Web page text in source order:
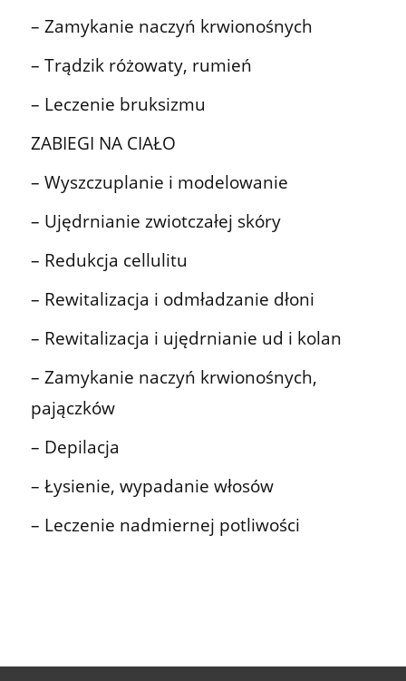
– Zamykanie naczyń krwionośnych
– Trądzik różowaty, rumień
– Leczenie bruksizmu
ZABIEGI NA CIAŁO
– Wyszczuplanie i modelowanie
– Ujędrnianie zwiotczałej skóry
– Redukcja cellulitu
– Rewitalizacja i odmładzanie dłoni
– Rewitalizacja i ujędrnianie ud i kolan
– Zamykanie naczyń krwionośnych,
pajączków
– Depilacja
– Łysienie, wypadanie włosów
– Leczenie nadmiernej potliwości